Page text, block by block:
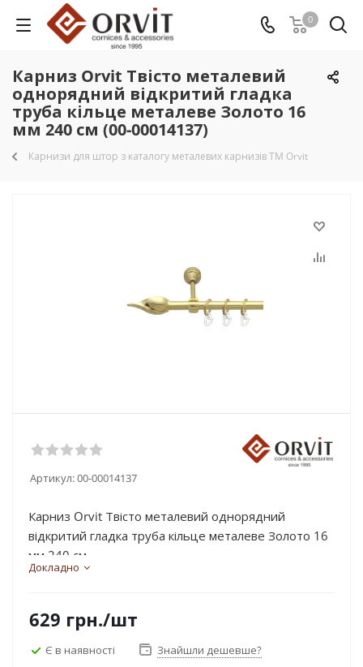
0
Карниз Orvit Твісто металевий
однорядний відкритий гладка
труба кільце металеве Золото 16
мм 240 см (00-00014137)
Карнизи для штор з каталогу металевих карнизів TM Orvit
Артикул:00-00014137
Карниз Orvit Твісто металевий однорядний
відкритий гладка труба кільце металеве Золото 16
мм 240 см...
Докладно
629 грн./шт
Є в наявності Знайшли дешевше?